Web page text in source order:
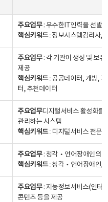
주요업무: 우수한IT인력을 선발
핵심키워드: 정보시스템감리사,
주요업무: 각 기관이 생성 및 보
제공
핵심키워드: 공공데이터, 개방,
터, 추천데이터
주요업무디지털서비스 활성화를
관리하는 시스템
핵심키워드: 디지털서비스 전문
주요업무: 청각‧언어장애인의
핵심키워드: 청각‧언어장애인,
주요업무: 지능정보서비스(인터
콘텐츠 등을 제공